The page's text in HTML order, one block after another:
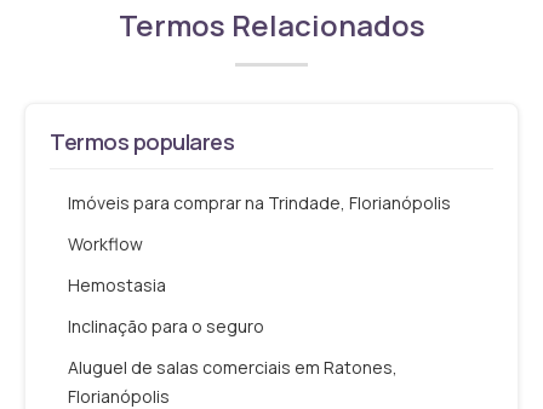
Termos Relacionados
Termos populares
Imóveis para comprar na Trindade, Florianópolis
Workflow
Hemostasia
Inclinação para o seguro
Aluguel de salas comerciais em Ratones,
Florianópolis